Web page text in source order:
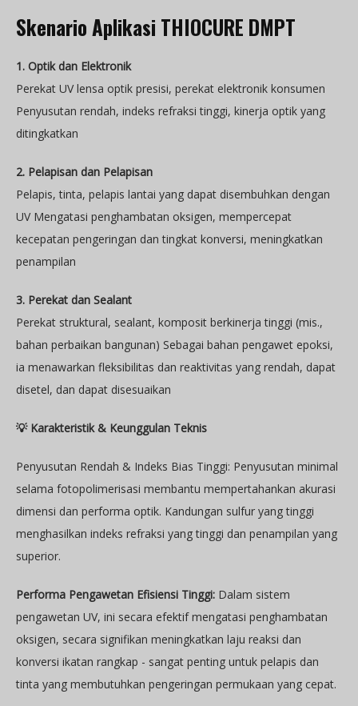
Skenario Aplikasi THIOCURE DMPT
1. Optik dan Elektronik
Perekat UV lensa optik presisi, perekat elektronik konsumen
Penyusutan rendah, indeks refraksi tinggi, kinerja optik yang
ditingkatkan
2. Pelapisan dan Pelapisan
Pelapis, tinta, pelapis lantai yang dapat disembuhkan dengan
UV Mengatasi penghambatan oksigen, mempercepat
kecepatan pengeringan dan tingkat konversi, meningkatkan
penampilan
3. Perekat dan Sealant
Perekat struktural, sealant, komposit berkinerja tinggi (mis.,
bahan perbaikan bangunan) Sebagai bahan pengawet epoksi,
ia menawarkan fleksibilitas dan reaktivitas yang rendah, dapat
disetel, dan dapat disesuaikan
💡 Karakteristik & Keunggulan Teknis
Penyusutan Rendah & Indeks Bias Tinggi: Penyusutan minimal
selama fotopolimerisasi membantu mempertahankan akurasi
dimensi dan performa optik. Kandungan sulfur yang tinggi
menghasilkan indeks refraksi yang tinggi dan penampilan yang
superior.
Performa Pengawetan Efisiensi Tinggi: Dalam sistem
pengawetan UV, ini secara efektif mengatasi penghambatan
oksigen, secara signifikan meningkatkan laju reaksi dan
konversi ikatan rangkap - sangat penting untuk pelapis dan
tinta yang membutuhkan pengeringan permukaan yang cepat.